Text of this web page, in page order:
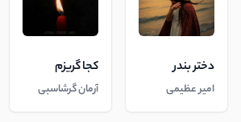
دختر بندر
امیر عظیمی
کجا گریزم
آرمان گرشاسبی